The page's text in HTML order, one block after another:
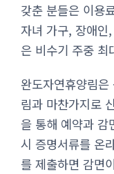
갖춘 분들은 이용
자녀 가구, 장애인
은 비수기 주중
완도자연휴양림
림과 마찬가지로
을 통해 예약과 감
시 증명서류를 온
를 제출하면 감면